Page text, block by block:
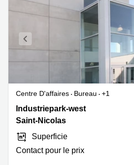
Centre D'affaires Bureau
+1
Industriepark-
West
Saint-
Nicolas
Industriepark-west
Saint-Nicolas
Superficie
Contact pour le prix